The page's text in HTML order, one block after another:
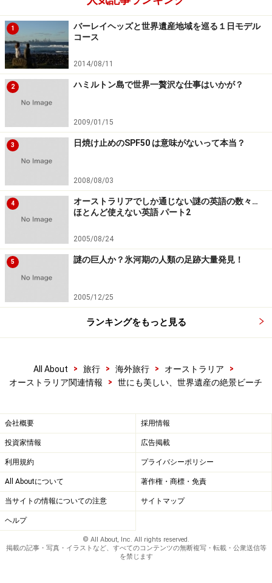
1
バーレイヘッズと世界遺産地域を巡る１日モデル
コース
2014/08/11
2 ハミルトン島で世界一贅沢な仕事はいかが？
2009/01/15
3 日焼け止めのSPF50 は意味がないって本当？
2008/08/03
4
オーストラリアでしか通じない謎の英語の数々…
ほとんど使えない英語 パート2
2005/08/24
5 謎の巨人か？氷河期の人類の足跡大量発見！
2005/12/25
ランキングをもっと見る
All About > 旅行 > 海外旅行 > オーストラリア
>
オーストラリア関連情報
> 世にも美しい、世界遺産の絶景ビーチ
会社概要 採用情報
投資家情報 広告掲載
利用規約 プライバシーポリシー
All Aboutについて 著作権・商標・免責
当サイトの情報についての注意 サイトマップ
ヘルプ
© All About, Inc. All rights reserved.
掲載の記事・写真・イラストなど、すべてのコンテンツの無断複写・転載・公衆送信等
を禁じます